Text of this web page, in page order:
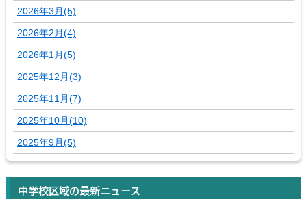
2026年3月(5)
2026年2月(4)
2026年1月(5)
2025年12月(3)
2025年11月(7)
2025年10月(10)
2025年9月(5)
中学校区域の最新ニュース